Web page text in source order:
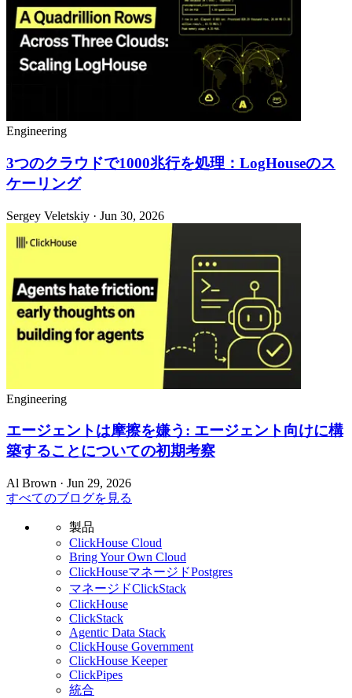
Engineering
3つのクラウドで1000兆行を処理：LogHouseのス
ケーリング
Sergey Veletskiy · Jun 30, 2026
Engineering
エージェントは摩擦を嫌う: エージェント向けに構
築することについての初期考察
Al Brown · Jun 29, 2026
すべてのブログを見る
製品
ClickHouse Cloud
Bring Your Own Cloud
ClickHouseマネージドPostgres
マネージドClickStack
ClickHouse
ClickStack
Agentic Data Stack
ClickHouse Government
ClickHouse Keeper
ClickPipes
統合